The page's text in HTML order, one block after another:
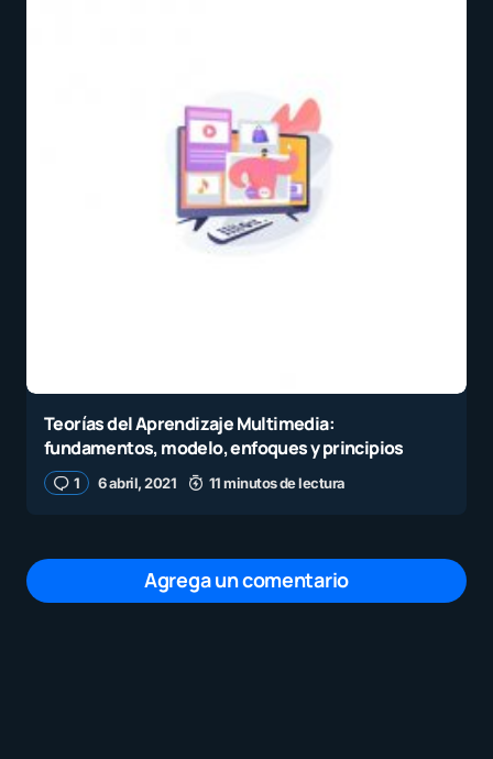
Teorías del Aprendizaje Multimedia:
fundamentos, modelo, enfoques y principios
1 6 abril, 2021 11 minutos de lectura
Agrega un comentario